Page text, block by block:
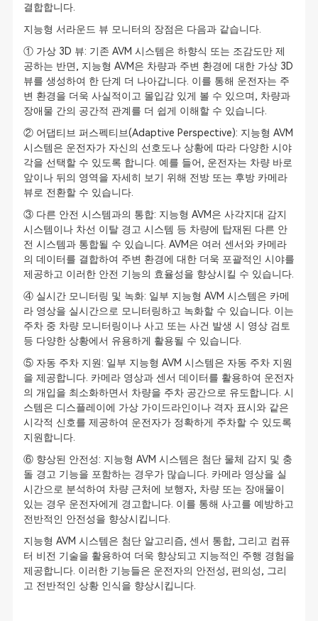
결합합니다.
지능형 서라운드 뷰 모니터의 장점은 다음과 같습니다.
① 가상 3D 뷰: 기존 AVM 시스템은 하향식 또는 조감도만 제
공하는 반면, 지능형 AVM은 차량과 주변 환경에 대한 가상 3D
뷰를 생성하여 한 단계 더 나아갑니다. 이를 통해 운전자는 주
변 환경을 더욱 사실적이고 몰입감 있게 볼 수 있으며, 차량과
장애물 간의 공간적 관계를 더 쉽게 이해할 수 있습니다.
② 어댑티브 퍼스펙티브(Adaptive Perspective): 지능형 AVM
시스템은 운전자가 자신의 선호도나 상황에 따라 다양한 시야
각을 선택할 수 있도록 합니다. 예를 들어, 운전자는 차량 바로
앞이나 뒤의 영역을 자세히 보기 위해 전방 또는 후방 카메라
뷰로 전환할 수 있습니다.
③ 다른 안전 시스템과의 통합: 지능형 AVM은 사각지대 감지
시스템이나 차선 이탈 경고 시스템 등 차량에 탑재된 다른 안
전 시스템과 통합될 수 있습니다. AVM은 여러 센서와 카메라
의 데이터를 결합하여 주변 환경에 대한 더욱 포괄적인 시야를
제공하고 이러한 안전 기능의 효율성을 향상시킬 수 있습니다.
④ 실시간 모니터링 및 녹화: 일부 지능형 AVM 시스템은 카메
라 영상을 실시간으로 모니터링하고 녹화할 수 있습니다. 이는
주차 중 차량 모니터링이나 사고 또는 사건 발생 시 영상 검토
등 다양한 상황에서 유용하게 활용될 수 있습니다.
⑤ 자동 주차 지원: 일부 지능형 AVM 시스템은 자동 주차 지원
을 제공합니다. 카메라 영상과 센서 데이터를 활용하여 운전자
의 개입을 최소화하면서 차량을 주차 공간으로 유도합니다. 시
스템은 디스플레이에 가상 가이드라인이나 격자 표시와 같은
시각적 신호를 제공하여 운전자가 정확하게 주차할 수 있도록
지원합니다.
⑥ 향상된 안전성: 지능형 AVM 시스템은 첨단 물체 감지 및 충
돌 경고 기능을 포함하는 경우가 많습니다. 카메라 영상을 실
시간으로 분석하여 차량 근처에 보행자, 차량 또는 장애물이
있는 경우 운전자에게 경고합니다. 이를 통해 사고를 예방하고
전반적인 안전성을 향상시킵니다.
지능형 AVM 시스템은 첨단 알고리즘, 센서 통합, 그리고 컴퓨
터 비전 기술을 활용하여 더욱 향상되고 지능적인 주행 경험을
제공합니다. 이러한 기능들은 운전자의 안전성, 편의성, 그리
고 전반적인 상황 인식을 향상시킵니다.